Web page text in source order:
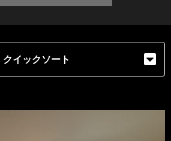
クイックソート